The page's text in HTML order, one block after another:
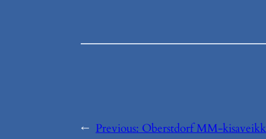
← Previous: Oberstdorf MM-